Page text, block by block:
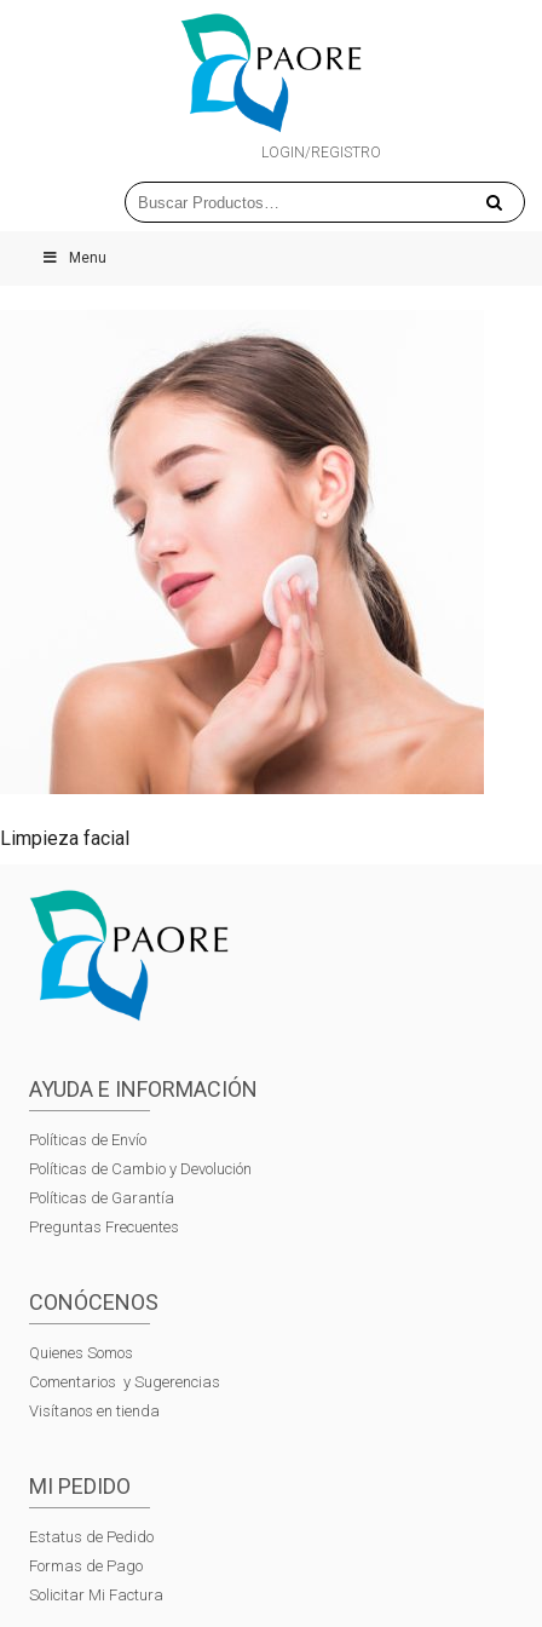
LOGIN/REGISTRO
Menu
Limpieza facial
AYUDA E INFORMACIÓN
Políticas de Envío
Políticas de Cambio y Devolución
Políticas de Garantía
Preguntas Frecuentes
CONÓCENOS
Quienes Somos
Comentarios y Sugerencias
Visítanos en tienda
MI PEDIDO
Estatus de Pedido
Formas de Pago
Solicitar Mi Factura